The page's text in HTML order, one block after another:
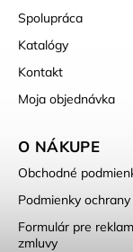
Spolupráca
Katalógy
Kontakt
Moja objednávka
O NÁKUPE
Obchodné
Podmienky
Formulár pre
zmluvy